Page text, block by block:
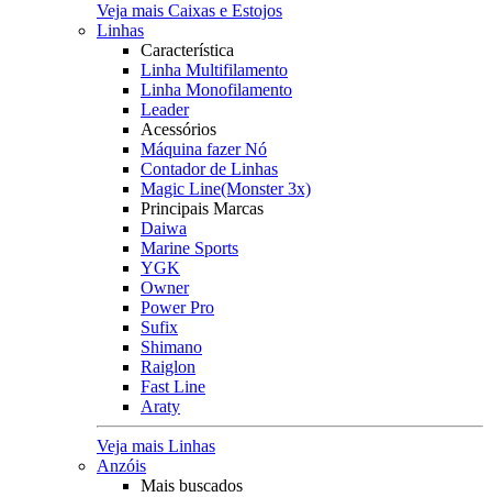
Veja mais Caixas e Estojos
Linhas
Característica
Linha Multifilamento
Linha Monofilamento
Leader
Acessórios
Máquina fazer Nó
Contador de Linhas
Magic Line(Monster 3x)
Principais Marcas
Daiwa
Marine Sports
YGK
Owner
Power Pro
Sufix
Shimano
Raiglon
Fast Line
Araty
Veja mais Linhas
Anzóis
Mais buscados